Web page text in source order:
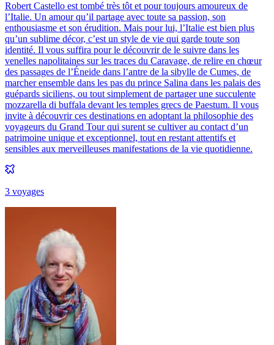
Robert Castello est tombé très tôt et pour toujours amoureux de
l’Italie. Un amour qu’il partage avec toute sa passion, son
enthousiasme et son érudition. Mais pour lui, l’Italie est bien plus
qu’un sublime décor, c’est un style de vie qui garde toute son
identité. Il vous suffira pour le découvrir de le suivre dans les
venelles napolitaines sur les traces du Caravage, de relire en chœur
des passages de l’Éneide dans l’antre de la sibylle de Cumes, de
marcher ensemble dans les pas du prince Salina dans les palais des
guépards siciliens, ou tout simplement de partager une succulente
mozzarella di buffala devant les temples grecs de Paestum. Il vous
invite à découvrir ces destinations en adoptant la philosophie des
voyageurs du Grand Tour qui surent se cultiver au contact d’un
patrimoine unique et exceptionnel, tout en restant attentifs et
sensibles aux merveilleuses manifestations de la vie quotidienne.
3 voyages